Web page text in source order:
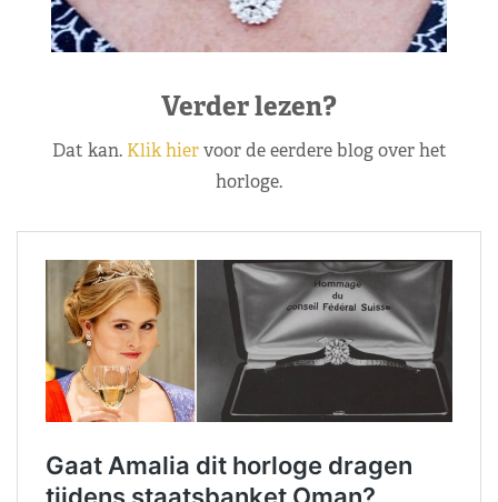
Verder lezen?
Dat kan. Klik hiervoor de eerdere blog over het
horloge.